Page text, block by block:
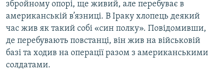
збройному опорі, ще живий, але перебуває в
американській в’язниці. В Іраку хлопець деякий
час жив як такий собі «син полку». Повідомивши,
де перебувають повстанці, він жив на військовій
базі та ходив на операції разом з американськими
солдатами.